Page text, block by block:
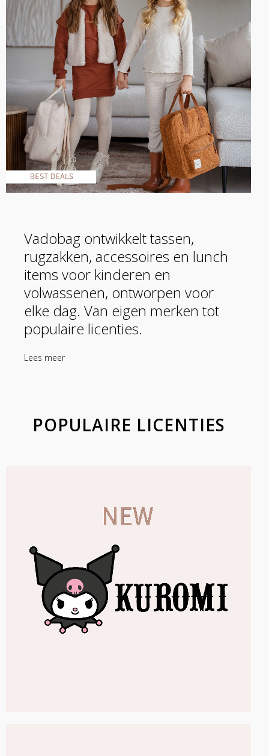
Vadobag ontwikkelt tassen,
rugzakken, accessoires en lunch
items voor kinderen en
volwassenen, ontworpen voor
elke dag. Van eigen merken tot
populaire licenties.
Lees meer
POPULAIRE LICENTIES